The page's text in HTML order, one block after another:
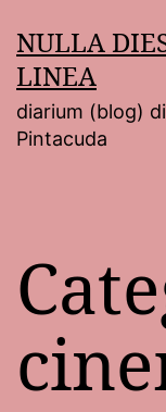
al
contenuto
NULLA
LINEA
diarium (blog)
Pintacuda